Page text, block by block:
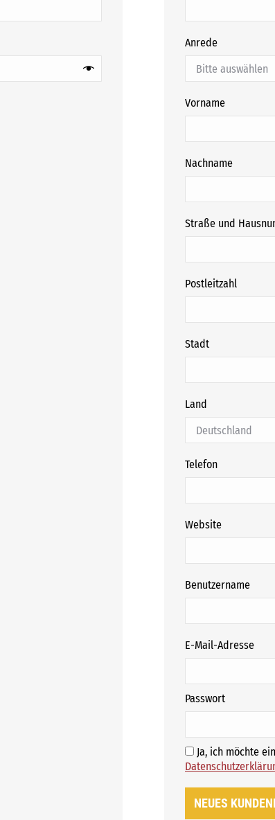
Anrede
Vorname
Nachname
Straße und
Postleitzahl
Stadt
Land
Telefon
Website
Benutzername
E-Mail-Adresse
Passwort
Ja, ich möchte
NEUES